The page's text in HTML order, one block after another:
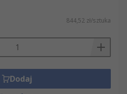
844,52 zł/sztuka
Dodaj